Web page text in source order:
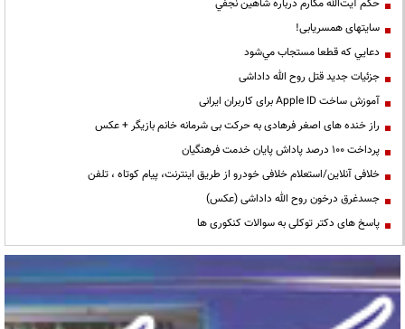
حكم آيت‌الله مكارم درباره شاهين نجفي
سایتهای همسریابی!
دعايي كه قطعا مستجاب مي‌شود
جزئیات جدید قتل روح الله داداشی
آموزش ساخت Apple ID برای کاربران ایرانی
راز خنده های اصغر فرهادی به حرکت بی شرمانه خانم بازیگر + عکس
پرداخت ۱۰۰ درصد پاداش پایان خدمت فرهنگیان
خلافی آنلاین/استعلام خلافی خودرو از طریق اینترنت، پیام کوتاه ، تلفن
جسدغرق درخون روح الله داداشی (عکس)
پاسخ های دکتر توکلی به سوالات کنکوری ها